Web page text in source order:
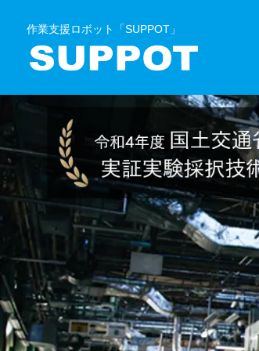
作業支援ロボット「SUPPOT」